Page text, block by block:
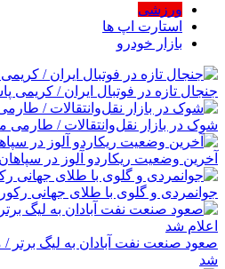
ورزشی
استارت اپ ها
بازار خودرو
جنجال تازه در فوتبال ایران / کریمی
شوک در بازار نقل‌وانتقالات / طارمی
آخرین وضعیت ریکاردو آلوز در سپاهان
جوانمردی و گلوی با طلای جهانی
صعود صنعت نفت آبادان به لیگ برتر
شد